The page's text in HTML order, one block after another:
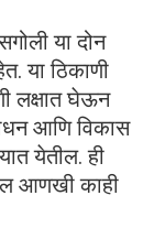
या दोन
या ठिकाणी
लक्षात घेऊन
आणि विकास
येतील. ही
आणखी काही